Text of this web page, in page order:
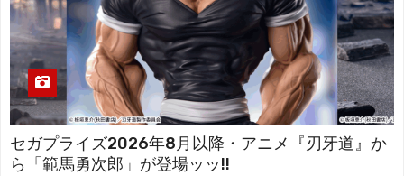
セガプライズ2026年8月以降・アニメ『刃牙道』か
ら「範馬勇次郎」が登場ッッ!!